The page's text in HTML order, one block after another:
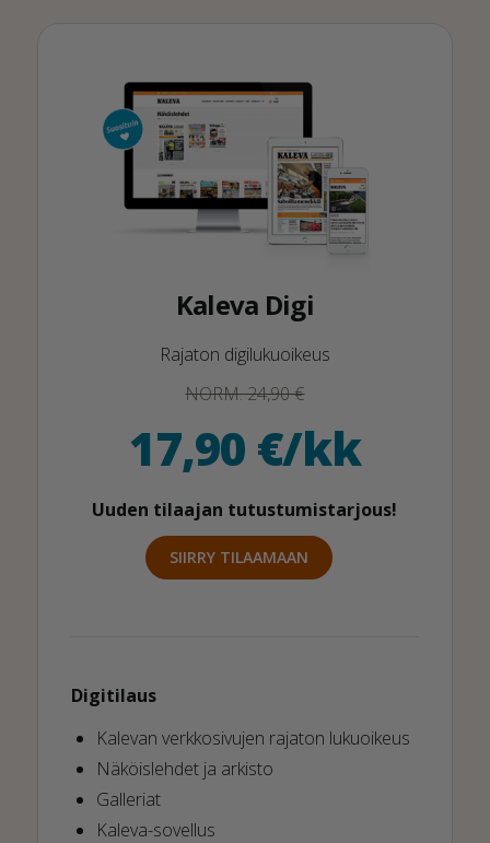
Kaleva Digi
Rajaton digilukuoikeus
NORM. 24,90 €
17,90 €/kk
Uuden tilaajan tutustumistarjous!
SIIRRY TILAAMAAN
Digitilaus
Kalevan verkkosivujen rajaton lukuoikeus
Näköislehdet ja arkisto
Galleriat
Kaleva-sovellus